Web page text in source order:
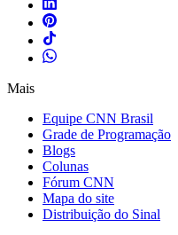
Mais
Equipe CNN Brasil
Grade de Programação
Blogs
Colunas
Fórum CNN
Mapa do site
Distribuição do Sinal